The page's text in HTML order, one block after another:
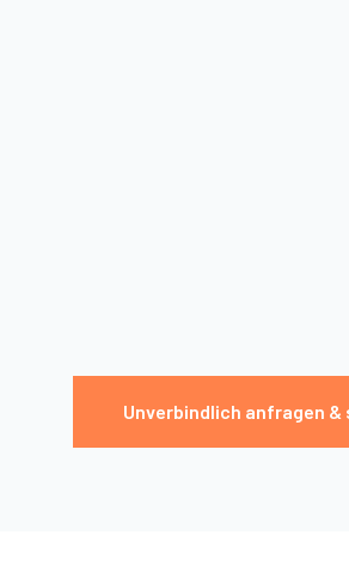
Unverbindlich anfragen &